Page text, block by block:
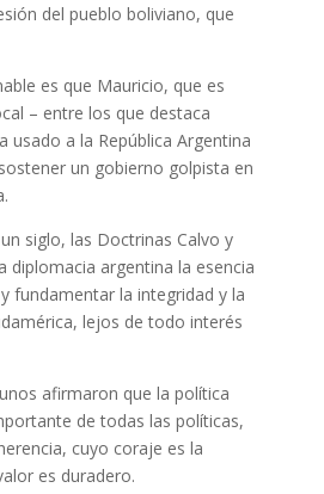
del pueblo boliviano, que
es que Mauricio, que es
– entre los que destaca
usado a la República Argentina
un gobierno golpista en
siglo, las Doctrinas Calvo y
diplomacia argentina la esencia
fundamentar la integridad y la
lejos de todo interés
afirmaron que la política
de todas las políticas,
cuyo coraje es la
es duradero.